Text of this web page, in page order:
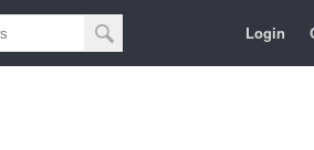
Login